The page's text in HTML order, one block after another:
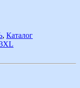
, Каталог